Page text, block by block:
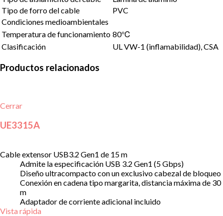
Tipo de forro del cable
PVC
Condiciones medioambientales
Temperatura de funcionamiento 80℃
Clasificación
UL VW-1 (inflamabilidad), CSA
Productos relacionados
Cerrar
UE3315A
Cable extensor USB3.2 Gen1 de 15 m
Admite la especificación USB 3.2 Gen1 (5 Gbps)
Diseño ultracompacto con un exclusivo cabezal de bloqueo
Conexión en cadena tipo margarita, distancia máxima de 30
m
Adaptador de corriente adicional incluido
Vista rápida